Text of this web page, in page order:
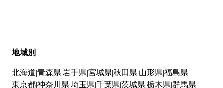
地域別
北海道 青森県 岩手県 宮城県 秋田県 山形県 福島県
東京都神奈川県 埼玉県 千葉県 茨城県 栃木県 群馬県